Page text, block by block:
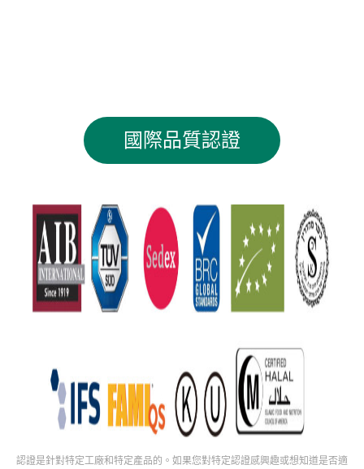
國際品質認證
認證是針對特定工廠和特定產品的。如果您對特定認證感興趣或想知道是否適